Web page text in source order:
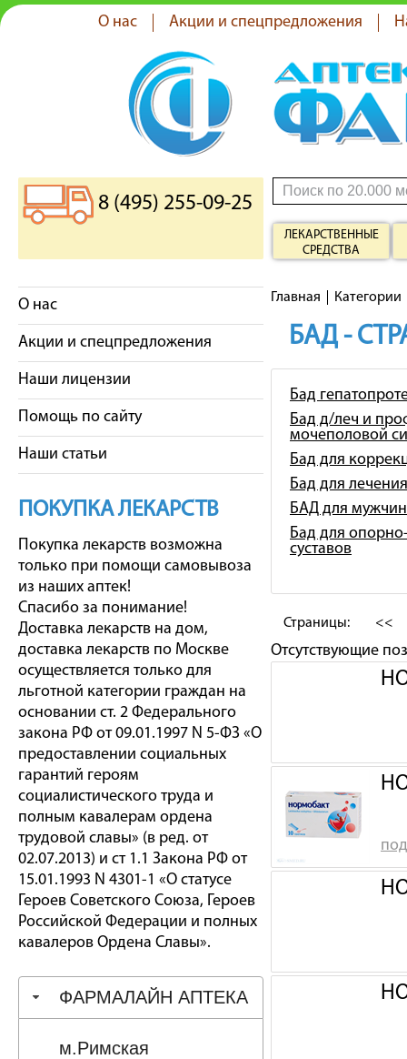
О нас Акции и спецпредложения
8 (495) 255-09-25
ЛЕКАРСТВЕННЫЕ
СРЕДСТВА
О нас
Акции и спецпредложения
Наши лицензии
Помощь по сайту
Наши статьи
ПОКУПКА ЛЕКАРСТВ
Покупка лекарств возможна
только при помощи самовывоза
из наших аптек!
Спасибо за понимание!
Доставка лекарств на дом,
доставка лекарств по Москве
осуществляется только для
льготной категории граждан на
основании ст. 2 Федерального
закона РФ от 09.01.1997 N 5-ФЗ «О
предоставлении социальных
гарантий героям
социалистического труда и
полным кавалерам ордена
трудовой славы» (в ред. от
02.07.2013) и ст 1.1 Закона РФ от
15.01.1993 N 4301-1 «О статусе
Героев Советского Союза, Героев
Российской Федерации и полных
кавалеров Ордена Славы».
ФАРМАЛАЙН АПТЕКА
м.Римская
Главная Категории
БАД -
Бад
Бад д/леч и
мочеполовой
Бад для
Бад для
БАД для мужчин
Бад для
суставов
Страницы: <<
Отсутствующие